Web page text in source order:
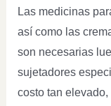
Las medicinas
así como las
son necesarias
sujetadores
costo tan